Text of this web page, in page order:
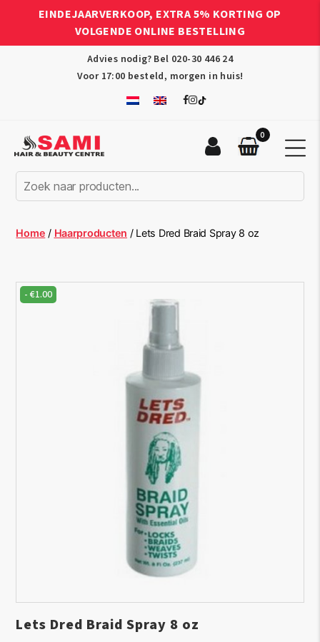
EINDEJAARVERKOOP, EXTRA 5% KORTING OP
VOLGENDE ONLINE BESTELLING
Advies nodig? Bel 020-30 446 24
Voor 17:00 besteld, morgen in huis!
Afro
Hair
Beauty
Centre
0
Home / Haarproducten / Lets Dred Braid Spray 8 oz
-€1.00
Lets Dred Braid Spray 8 oz